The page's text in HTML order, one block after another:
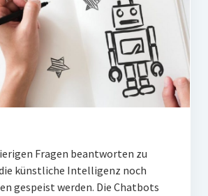
Fragen beantworten zu
künstliche Intelligenz noch
gespeist werden. Die Chatbots